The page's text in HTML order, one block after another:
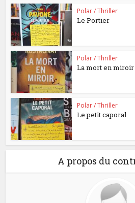
Polar / Thriller
Le Portier
Polar / Thriller
La mort en miroir
Polar / Thriller
Le petit caporal
A propos du